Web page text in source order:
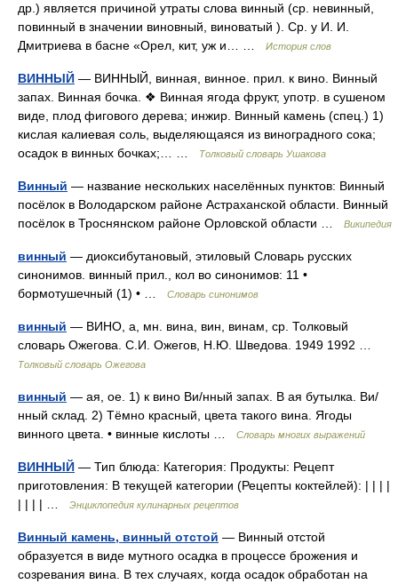
др.) является причиной утраты слова винный (ср. невинный,
повинный в значении виновный, виноватый ). Ср. у И. И.
Дмитриева в басне «Орел, кит, уж и… …
История слов
ВИННЫЙ — ВИННЫЙ, винная, винное. прил. к вино. Винный
запах. Винная бочка. ❖ Винная ягода фрукт, употр. в сушеном
виде, плод фигового дерева; инжир. Винный камень (спец.) 1)
кислая калиевая соль, выделяющаяся из виноградного сока;
осадок в винных бочках;… …
Толковый словарь Ушакова
Винный — название нескольких населённых пунктов: Винный
посёлок в Володарском районе Астраханской области. Винный
посёлок в Троснянском районе Орловской области …
Википедия
винный — диоксибутановый, этиловый Словарь русских
синонимов. винный прил., кол во синонимов: 11 •
бормотушечный (1) • …
Словарь синонимов
винный — ВИНО, а, мн. вина, вин, винам, ср. Толковый
словарь Ожегова. С.И. Ожегов, Н.Ю. Шведова. 1949 1992 …
Толковый словарь Ожегова
винный — ая, ое. 1) к вино Ви/нный запах. В ая бутылка. Ви/
нный склад. 2) Тёмно красный, цвета такого вина. Ягоды
винного цвета. • винные кислоты …
Словарь многих выражений
ВИННЫЙ — Тип блюда: Категория: Продукты: Рецепт
приготовления: В текущей категории (Рецепты коктейлей): | | | |
| | | | …
Энциклопедия кулинарных рецептов
Винный камень, винный отстой — Винный отстой
образуется в виде мутного осадка в процессе брожения и
созревания вина. В тех случаях, когда осадок обработан на